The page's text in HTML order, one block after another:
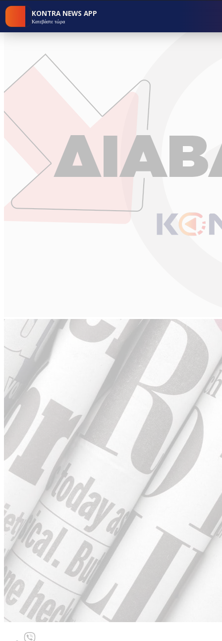
KONTRA NEWS APP
Κατεβάστε τώρα